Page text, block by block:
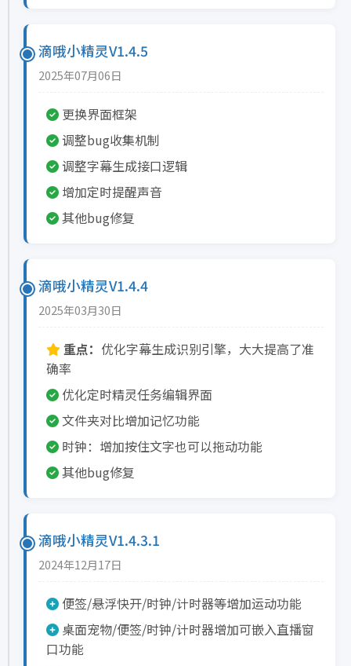
滴哦小精灵V1.4.5
2025年07月06日
更换界面框架
调整bug收集机制
调整字幕生成接口逻辑
增加定时提醒声音
其他bug修复
滴哦小精灵V1.4.4
2025年03月30日
重点： 优化字幕生成识别引擎，大大提高了准
确率
优化定时精灵任务编辑界面
文件夹对比增加记忆功能
时钟：增加按住文字也可以拖动功能
其他bug修复
滴哦小精灵V1.4.3.1
2024年12月17日
便签/悬浮快开/时钟/计时器等增加运动功能
桌面宠物/便签/时钟/计时器增加可嵌入直播窗
口功能